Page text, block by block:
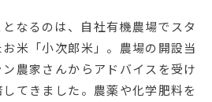
となるのは、自社有機農場でスタ
米「小次郎米」。農場の開設当
農家さんからアドバイスを受け
てきました。農薬や化学肥料を